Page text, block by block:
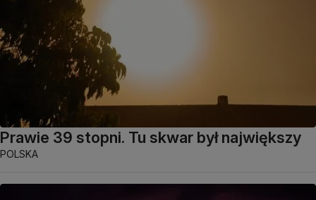
Prawie 39 stopni. Tu skwar był największy
POLSKA